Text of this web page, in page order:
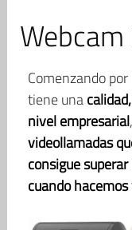
Comenzando por
tiene una
nivel empresarial
videollamadas
consigue
cuando